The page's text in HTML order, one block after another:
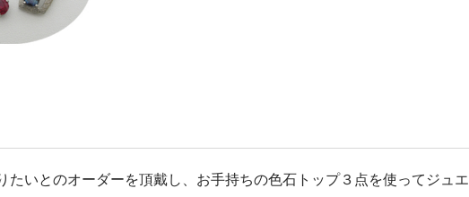
たいとのオーダーを頂戴し、お手持ちの色石トップ３点を使ってジュエ